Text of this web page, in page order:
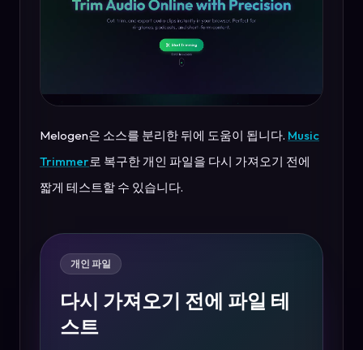
Melogen은 소스를 분리한 뒤에 도움이 됩니다. Music
Trimmer로 복구한 개인 파일을 다시 가져오기 전에
짧게 테스트할 수 있습니다.
개인 파일
다시 가져오기 전에 파일 테
스트